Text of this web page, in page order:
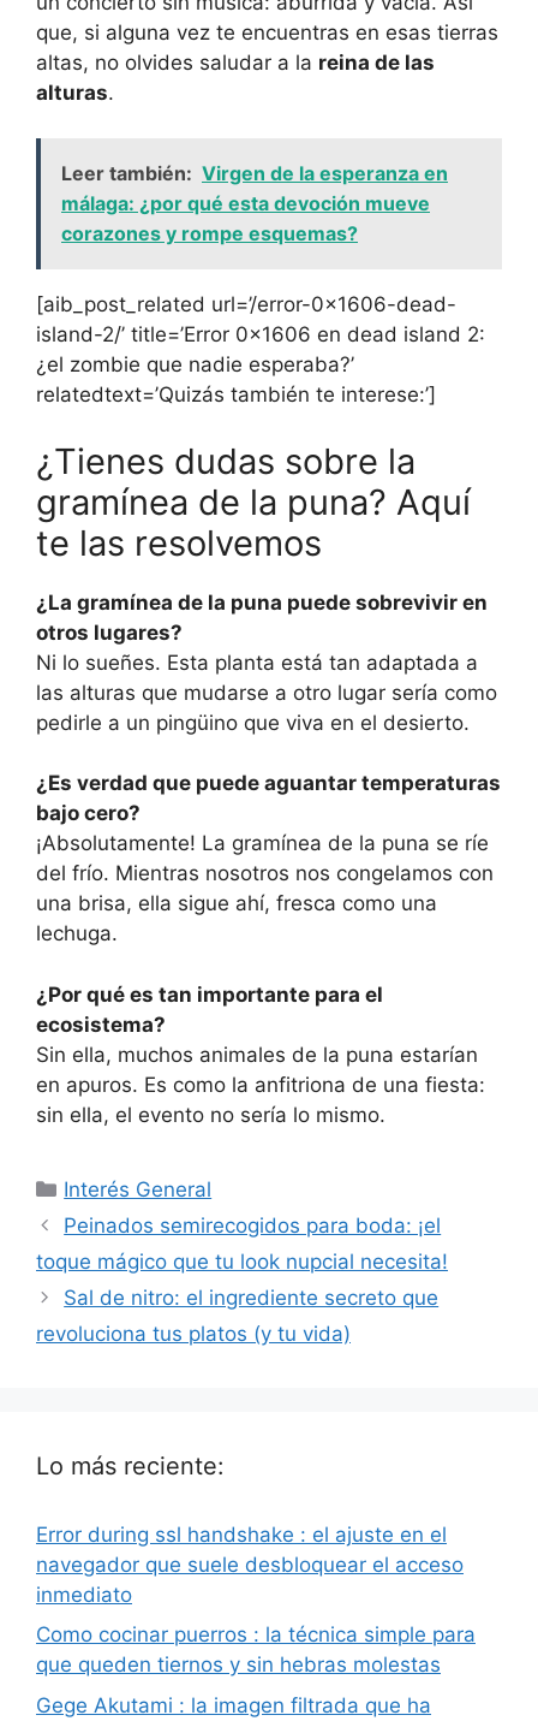
que, si alguna vez te encuentras en esas tierras
altas, no olvides saludar a la reina de las
alturas.
Leer también: Virgen de la esperanza en
málaga: ¿por qué esta devoción mueve
corazones y rompe esquemas?
[aib_post_related url=’/error-0x1606-dead-
island-2/’ title=’Error 0x1606 en dead island 2:
¿el zombie que nadie esperaba?’
relatedtext=’Quizás también te interese:’]
¿Tienes dudas sobre la
gramínea de la puna? Aquí
te las resolvemos
¿La gramínea de la puna puede sobrevivir en
otros lugares?
Ni lo sueñes. Esta planta está tan adaptada a
las alturas que mudarse a otro lugar sería como
pedirle a un pingüino que viva en el desierto.
¿Es verdad que puede aguantar temperaturas
bajo cero?
¡Absolutamente! La gramínea de la puna se ríe
del frío. Mientras nosotros nos congelamos con
una brisa, ella sigue ahí, fresca como una
lechuga.
¿Por qué es tan importante para el
ecosistema?
Sin ella, muchos animales de la puna estarían
en apuros. Es como la anfitriona de una fiesta:
sin ella, el evento no sería lo mismo.
Categorías
Interés General
Peinados semirecogidos para boda: ¡el
toque mágico que tu look nupcial necesita!
Sal de nitro: el ingrediente secreto que
revoluciona tus platos (y tu vida)
Lo más reciente:
Error during ssl handshake : el ajuste en el
navegador que suele desbloquear el acceso
inmediato
Como cocinar puerros : la técnica simple para
que queden tiernos y sin hebras molestas
Gege Akutami : la imagen filtrada que ha